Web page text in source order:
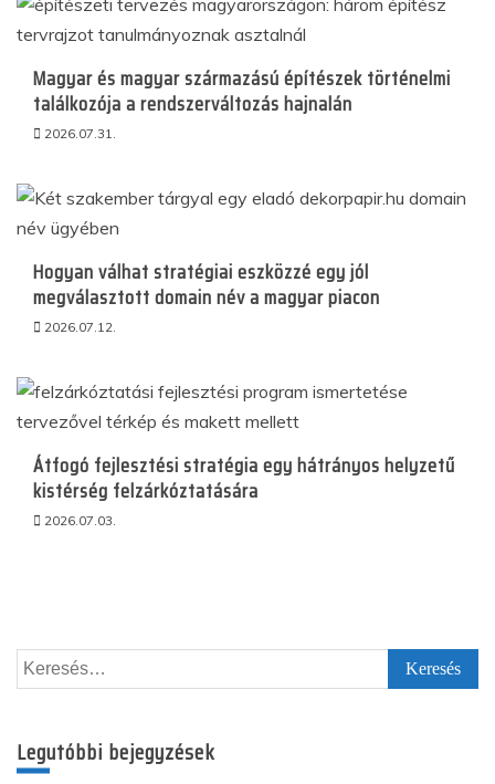
Magyar és magyar származású építészek történelmi
találkozója a rendszerváltozás hajnalán
2026.07.31.
Hogyan válhat stratégiai eszközzé egy jól
megválasztott domain név a magyar piacon
2026.07.12.
Átfogó fejlesztési stratégia egy hátrányos helyzetű
kistérség felzárkóztatására
2026.07.03.
Keresés:
Legutóbbi bejegyzések